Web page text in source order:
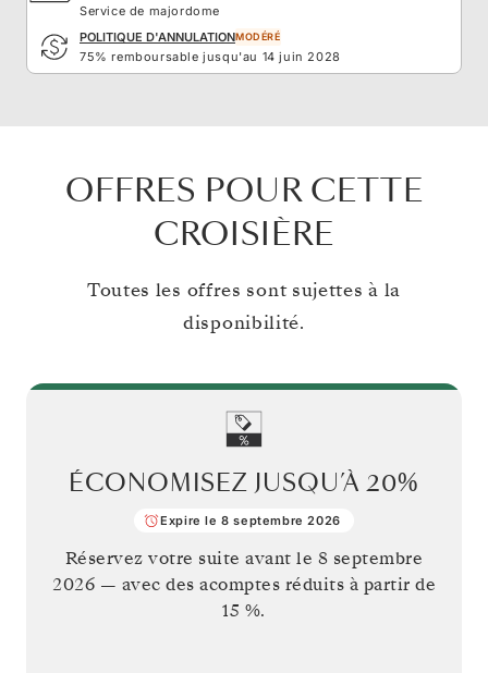
Service de majordome
POLITIQUE D'ANNULATIONMODÉRÉ
75% remboursable jusqu'au 14 juin 2028
OFFRES POUR CETTE
CROISIÈRE
Toutes les offres sont sujettes à la
disponibilité.
ÉCONOMISEZ JUSQU’À 20%
Expire le 8 septembre 2026
Réservez votre suite avant le 8 septembre
2026 — avec des acomptes réduits à partir de
15 %.